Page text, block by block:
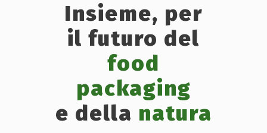
Insieme, per
il futuro del
food
packaging
e della natura